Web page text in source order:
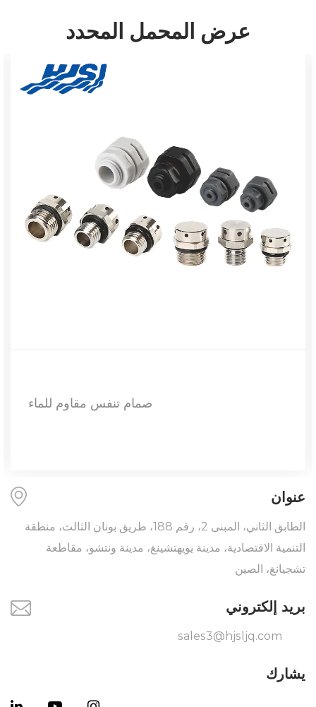
عرض المحمل المحدد
صمام تنفس مقاوم للماء
عنوان
الطابق الثاني، المبنى 2، رقم 188، طريق بونان الثالث، منطقة
التنمية الاقتصادية، مدينة يويهتشينغ، مدينة ونتشو، مقاطعة
تشجيانغ، الصين
بريد إلكتروني
sales3@hjsljq.com
يشارك